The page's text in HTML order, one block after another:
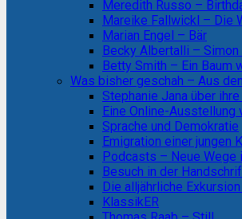
Meredith Russo –
Mareike Fallwickl – Die
Marian Engel – Bär
Becky Albertalli –
Betty Smith – Ein Baum
Was bisher geschah – Aus
Stephanie Jana über
Eine Online-Ausstellung
Sprache und Demokratie
Emigration einer jungen
Podcasts – Neue Wege
Besuch in der
Die alljährliche
KlassikER